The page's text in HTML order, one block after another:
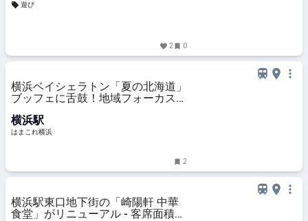
遊び
2 0
横浜ベイシェラトン「夏の北海道」
ブッフェに舌鼓！地域フォーカスで
ープ | はまこれ横浜
横浜駅
はまこれ横浜
2
横浜駅東口地下街の「崎陽軒 中華
食堂」がリニューアル - 客席面積を